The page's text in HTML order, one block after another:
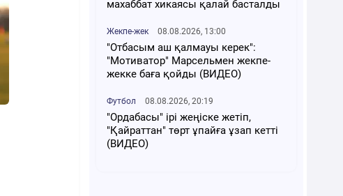
махаббат хикаясы қалай басталды
Жекпе-жек 08.08.2026, 13:00
"Отбасым аш қалмауы керек":
"Мотиватор" Марсельмен жекпе-
жекке баға қойды (ВИДЕО)
Футбол 08.08.2026, 20:19
"Ордабасы" ірі жеңіске жетіп,
"Қайраттан" төрт ұпайға ұзап кетті
(ВИДЕО)